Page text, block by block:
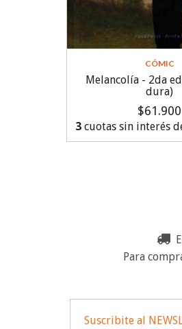
CÓMIC
Melancolía - 2da
dura)
$61.900
3 cuotas sin interés
Para
Suscribite al